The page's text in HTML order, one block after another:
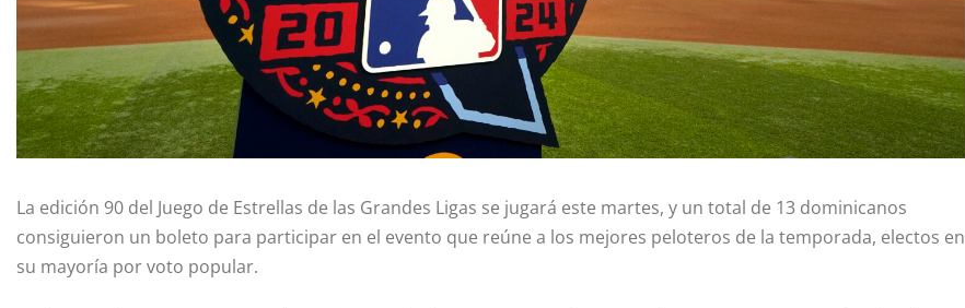
La edición 90 del Juego de Estrellas de las Grandes Ligas se jugará este martes, y un total de 13 dominicanos
consiguieron un boleto para participar en el evento que reúne a los mejores peloteros de la temporada, electos en
su mayoría por voto popular.